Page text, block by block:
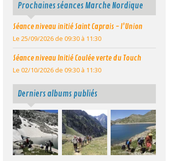
Prochaines séances Marche Nordique
Séance niveau initié Saint Caprais - l'Union
Le 25/09/2026 de 09:30 à 11:30
Séance niveau Initié Coulée verte du Touch
Le 02/10/2026 de 09:30 à 11:30
Derniers albums publiés